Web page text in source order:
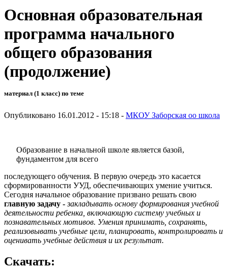
Основная образовательная
программа начального
общего образования
(продолжение)
материал (1 класс) по теме
Опубликовано 16.01.2012 - 15:18 - МКОУ Заборская оо школа
Образование в начальной школе является базой,
фундаментом для всего
последующего обучения. В первую очередь это касается
сформированности УУД, обеспечивающих умение учиться.
Сегодня начальное образование призвано решать свою
главную задачу -закладывать основу формирования учебной
деятельности ребенка, включающую систему учебных и
познавательных мотивов. Умения принимать, сохранять,
реализовывать учебные цели, планировать, контролировать и
оценивать учебные действия и их результат.
Скачать: